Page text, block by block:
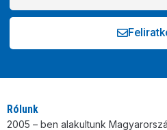
Rólunk
2005 – ben alakultunk